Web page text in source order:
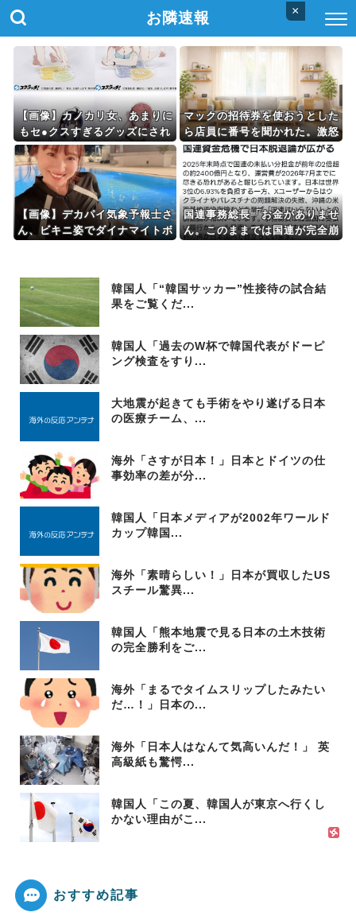
×
お隣速報
【画像】カノカリ女、あまりに
もセ●クスすぎるグッズにされ
てしまう
マックの招待券を使おうとした
ら店員に番号を聞かれた。激怒
した僕は「どうしてくれんね
ん！！！無料券よこせ
や！！！！」と怒鳴って…
【画像】デカパイ気象予報士さ
ん、ビキニ姿でダイナマイトボ
国連事務総長「お金がありませ
ん。このままでは国連が完全崩
韓国人「“韓国サッカー”性接待の試合結
果をご覧くだ...
韓国人「過去のW杯で韓国代表がドーピ
ング検査をすり...
大地震が起きても手術をやり遂げる日本
の医療チーム、...
海外「さすが日本！」日本とドイツの仕
事効率の差が分...
韓国人「日本メディアが2002年ワールド
カップ韓国...
海外「素晴らしい！」日本が買収したUS
スチール驚異...
韓国人「熊本地震で見る日本の土木技術
の完全勝利をご...
海外「まるでタイムスリップしたみたい
だ…！」日本の...
海外「日本人はなんて気高いんだ！」 英
高級紙も驚愕...
韓国人「この夏、韓国人が東京へ行くし
かない理由がこ...
おすすめ記事